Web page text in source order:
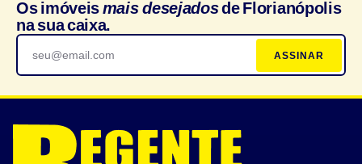
Os imóveismais desejadosde Florianópolis
na sua caixa.
ASSINAR